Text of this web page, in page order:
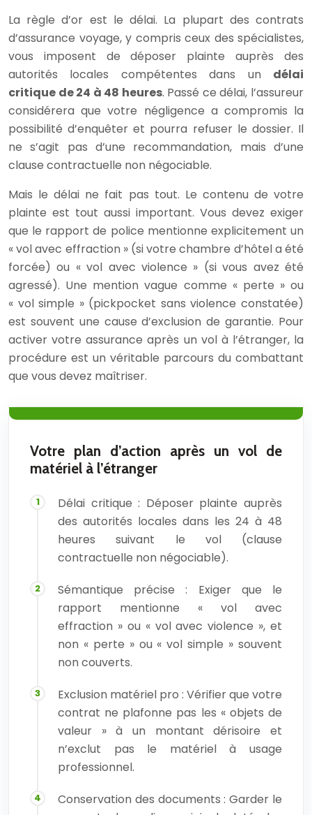
La règle d’or est le délai. La plupart des contrats
d’assurance voyage, y compris ceux des spécialistes,
vous imposent de déposer plainte auprès des
autorités locales compétentes dans un délai
critique de 24 à 48 heures. Passé ce délai, l’assureur
considérera que votre négligence a compromis la
possibilité d’enquêter et pourra refuser le dossier. Il
ne s’agit pas d’une recommandation, mais d’une
clause contractuelle non négociable.
Mais le délai ne fait pas tout. Le contenu de votre
plainte est tout aussi important. Vous devez exiger
que le rapport de police mentionne explicitement un
« vol avec effraction » (si votre chambre d’hôtel a été
forcée) ou « vol avec violence » (si vous avez été
agressé). Une mention vague comme « perte » ou
« vol simple » (pickpocket sans violence constatée)
est souvent une cause d’exclusion de garantie. Pour
activer votre assurance après un vol à l’étranger, la
procédure est un véritable parcours du combattant
que vous devez maîtriser.
Votre plan d’action après un vol de
matériel à l’étranger
Délai critique : Déposer plainte auprès
des autorités locales dans les 24 à 48
heures suivant le vol (clause
contractuelle non négociable).
Sémantique précise : Exiger que le
rapport mentionne « vol avec
effraction » ou « vol avec violence », et
non « perte » ou « vol simple » souvent
non couverts.
Exclusion matériel pro : Vérifier que votre
contrat ne plafonne pas les « objets de
valeur » à un montant dérisoire et
n’exclut pas le matériel à usage
professionnel.
Conservation des documents : Garder le